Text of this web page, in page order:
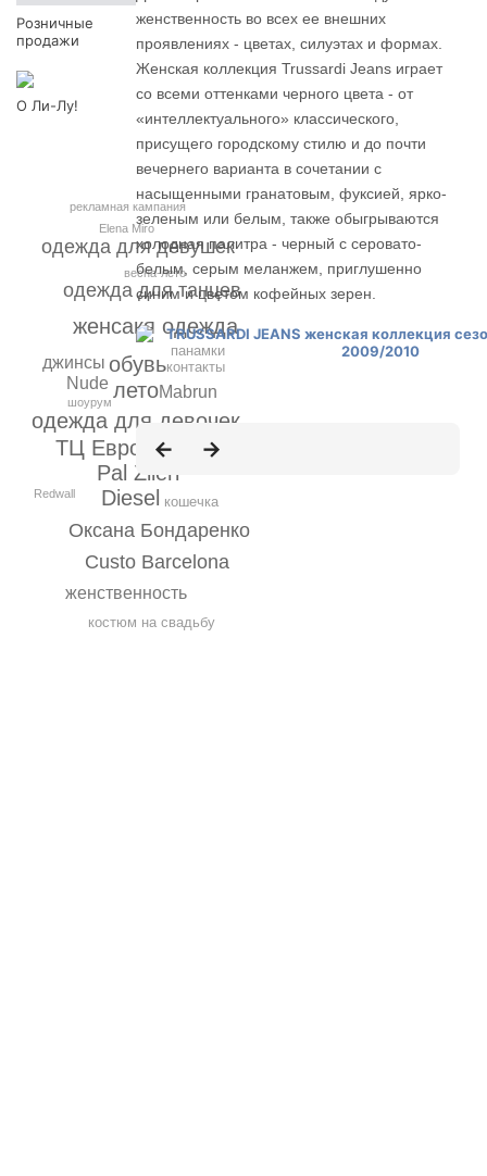
Розничные
продажи
О Ли-Лу!
одежда для девочек
ТЦ Европейский
лето
Pal Zileri
обувь
Diesel
женсакя одежда
Оксана Бондаренко
одежда для танцев
Custo Barcelona
одежда для девушек
Mabrun
женственность
джинсы
Nude
костюм на свадьбу
контакты
кошечка
панамки
весна-лето
Elena Miro
рекламная кампания
Redwall
шоурум
женственность во всех ее внешних
проявлениях - цветах, силуэтах и формах.
Женская коллекция Trussardi Jeans играет
со всеми оттенками черного цвета - от
«интеллектуального» классического,
присущего городскому стилю и до почти
вечернего варианта в сочетании с
насыщенными гранатовым, фуксией, ярко-
зеленым или белым, также обыгрываются
холодная палитра - черный с серовато-
белым, серым меланжем, приглушенно
синим и цветом кофейных зерен.